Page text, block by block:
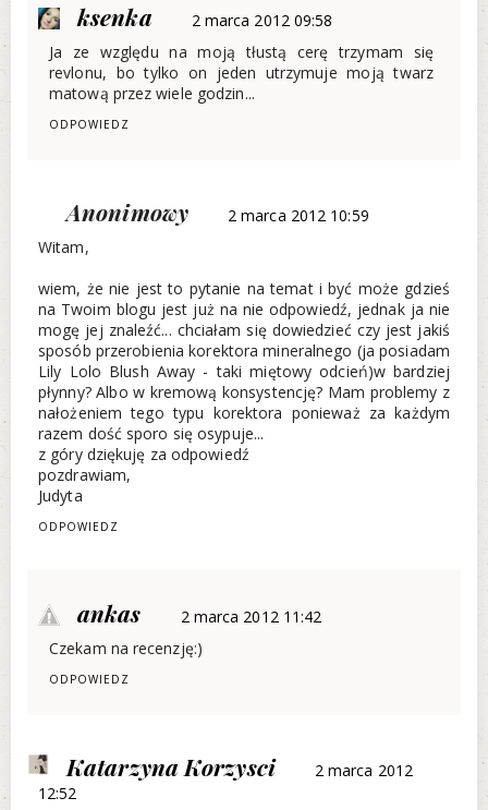
ksenka
2 marca 2012 09:58
Ja ze względu na moją tłustą cerę trzymam się
revlonu, bo tylko on jeden utrzymuje moją twarz
matową przez wiele godzin...
ODPOWIEDZ
Anonimowy
2 marca 2012 10:59
Witam,
wiem, że nie jest to pytanie na temat i być może gdzieś
na Twoim blogu jest już na nie odpowiedź, jednak ja nie
mogę jej znaleźć... chciałam się dowiedzieć czy jest jakiś
sposób przerobienia korektora mineralnego (ja posiadam
Lily Lolo Blush Away - taki miętowy odcień)w bardziej
płynny? Albo w kremową konsystencję? Mam problemy z
nałożeniem tego typu korektora ponieważ za każdym
razem dość sporo się osypuje...
z góry dziękuję za odpowiedź
pozdrawiam,
Judyta
ODPOWIEDZ
ankas
2 marca 2012 11:42
Czekam na recenzję:)
ODPOWIEDZ
Katarzyna Korzysci
2 marca 2012
12:52